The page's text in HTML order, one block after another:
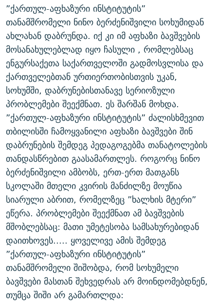
”ქართულ-აფხაზური ინსტიტუტის”
თანამშრომელი ნინო ბერძენიშვილი სოხუმიდან
ახლახან დაბრუნდა. იქ კი იმ აფხაზი ბავშვების
მოსანახულებლად იყო ჩასული , რომლებსაც
ენგურსაქეთა საქართველოში გადმოსვლისა და
ქართველებთან ურთიერთობისთვის უკან,
სოხუმში, დაბრუნებისთანავე სერიოზული
პრობლემები შეექმნათ. ეს შარშან მოხდა.
”ქართულ-აფხაზური ინსტიტუტის” ძალისხმევით
თბილისში ჩამოყვანილი აფხაზი ბავშვები შინ
დაბრუნების შემდეგ პედაგოგებმა თანატოლების
თანდასწრებით გაასამართლეს. როგორც ნინო
ბერძენიშვილი ამბობს, ერთ-ერთ მათგანს
სკოლაში მთელი კვირის მანძილზე მოუწია
სიარული აბრით, რომელზეც ”ხალხის მტერი”
ეწერა. პრობლემები შეექმნათ ამ ბავშვების
მშობლებსაც: მათი უმეტესობა სამსახურებიდან
დაითხოვეს..... ყოველივე ამის შემდეგ
”ქართულ-აფხაზური ინსტიტუტის”
თანამშრომელი შიშობდა, რომ სოხუმელი
ბავშვები მასთან შეხვედრას არ მოინდომებდნენ,
თუმცა შიში არ გამართლდა: